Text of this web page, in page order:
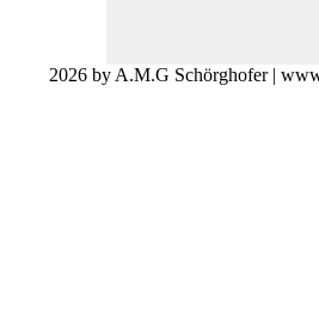
2026 by A.M.G Schörghofer |